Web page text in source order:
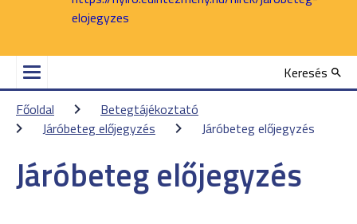
elojegyzes
Keresés
Főoldal
Betegtájékoztató
Járóbeteg előjegyzés
Járóbeteg előjegyzés
Járóbeteg előjegyzés